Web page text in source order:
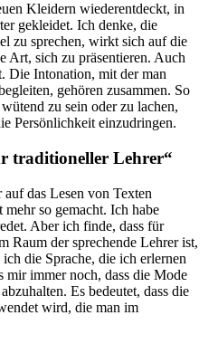
Kleidern wiederentdeckt, in
gekleidet. Ich denke, die
zu sprechen, wirkt sich auf die
Art, sich zu präsentieren. Auch
Die Intonation, mit der man
gehören zusammen. So
zu sein oder zu lachen,
Persönlichkeit einzudringen.
traditioneller Lehrer“
das Lesen von Texten
so gemacht. Ich habe
Aber ich finde, dass für
Raum der sprechende Lehrer ist,
die Sprache, die ich erlernen
mir immer noch, dass die Mode
Es bedeutet, dass die
wird, die man im